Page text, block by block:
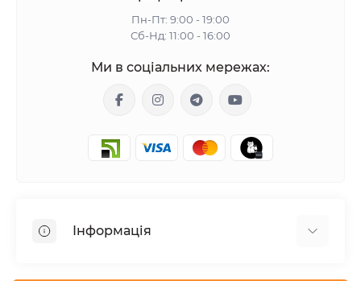
Пн-Пт: 9:00 - 19:00
Сб-Нд: 11:00 - 16:00
Ми в соціальних мережах:
Інформація